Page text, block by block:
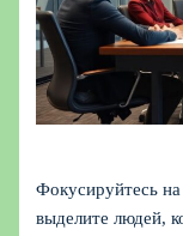
Фокусируйтесь на
выделите людей,